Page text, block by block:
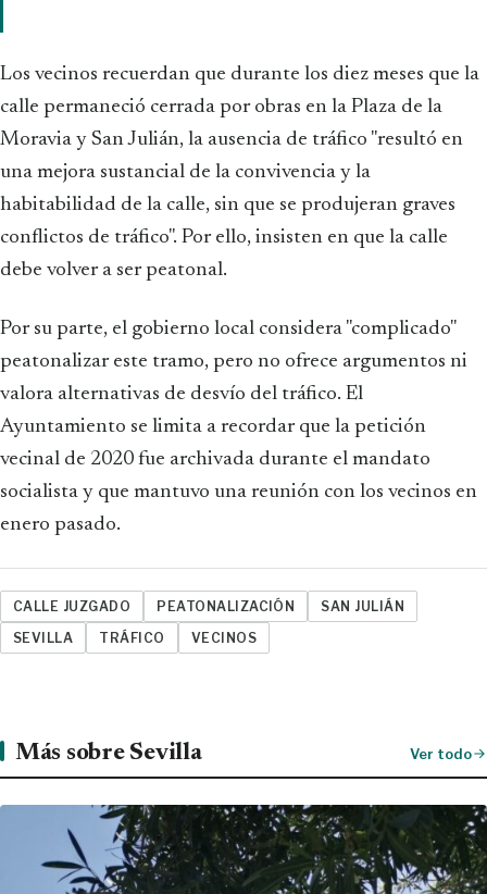
Los vecinos recuerdan que durante los diez meses que la
calle permaneció cerrada por obras en la Plaza de la
Moravia y San Julián, la ausencia de tráfico "resultó en
una mejora sustancial de la convivencia y la
habitabilidad de la calle, sin que se produjeran graves
conflictos de tráfico". Por ello, insisten en que la calle
debe volver a ser peatonal.
Por su parte, el gobierno local considera "complicado"
peatonalizar este tramo, pero no ofrece argumentos ni
valora alternativas de desvío del tráfico. El
Ayuntamiento se limita a recordar que la petición
vecinal de 2020 fue archivada durante el mandato
socialista y que mantuvo una reunión con los vecinos en
enero pasado.
CALLE JUZGADO PEATONALIZACIÓN
SAN JULIÁN
SEVILLA
TRÁFICO VECINOS
Más sobre Sevilla Ver todo